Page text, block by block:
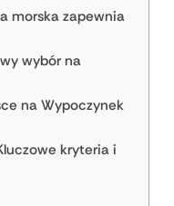
morska zapewnia
wybór na
na Wypoczynek
kryteria i